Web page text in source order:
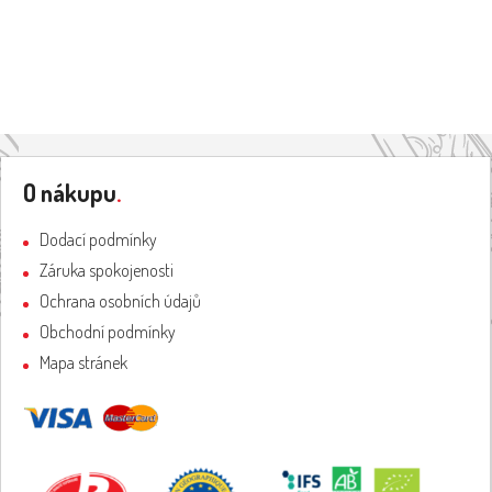
Z
a
t
í
O nákupu.
Dodací podmínky
Záruka spokojenosti
Ochrana osobních údajů
Obchodní podmínky
Mapa stránek